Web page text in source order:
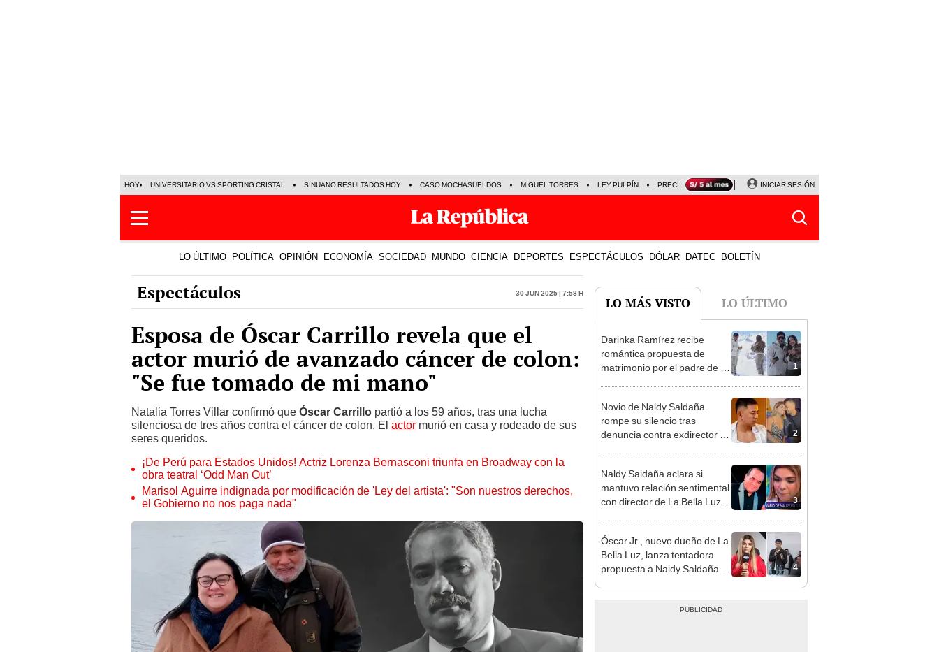
HOY UNIVERSITARIO VS SPORTING CRISTAL SINUANO RESULTADOS HOY CASO MOCHASUELDOS MIGUEL TORRES LEY PULPÍN PRECIO DEL DÓLAR CORTE DE LUZ VIERNES 7 DE AGOSTO
INICIAR SESIÓN
LO ÚLTIMO POLÍTICA OPINIÓN ECONOMÍA SOCIEDAD MUNDO CIENCIA DEPORTES ESPECTÁCULOS DÓLAR DATEC BOLETÍN
Espectáculos 30 Jun 2025 | 7:58 h
Esposa de Óscar Carrillo revela que el
actor murió de avanzado cáncer de colon:
"Se fue tomado de mi mano"
Natalia Torres Villar confirmó que Óscar Carrillo partió a los 59 años, tras una lucha
silenciosa de tres años contra el cáncer de colon. El actor murió en casa y rodeado de sus
seres queridos.
¡De Perú para Estados Unidos! Actriz Lorenza Bernasconi triunfa en Broadway con la
obra teatral ‘Odd Man Out’
Marisol Aguirre indignada por modificación de 'Ley del artista': "Son nuestros derechos,
el Gobierno no nos paga nada"
LO MÁS VISTO LO ÚLTIMO
1
Darinka Ramírez recibe
romántica propuesta de
matrimonio por el padre de su
2
Novio de Naldy Saldaña
rompe su silencio tras
denuncia contra exdirector de
3
Naldy Saldaña aclara si
mantuvo relación sentimental
con director de La Bella Luz
bajo”
4
Óscar Jr., nuevo dueño de La
Bella Luz, lanza tentadora
propuesta a Naldy Saldaña